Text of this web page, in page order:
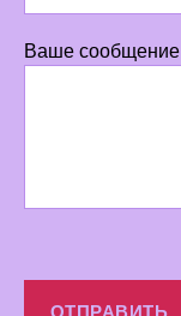
Ваше сообщение